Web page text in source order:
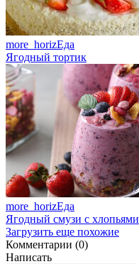
more_horizЕда
Ягодный тортик
more_horizЕда
Ягодный смузи с хлопьями
Загрузить еще похожие
Комментарии (0)
Написать